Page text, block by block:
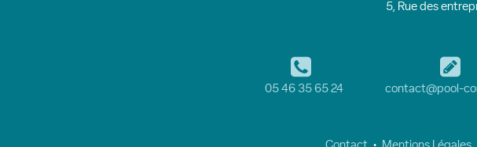
5, Rue des
05 46 35 65 24 contact@pool-